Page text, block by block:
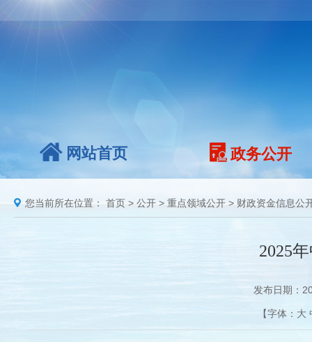
网站首页 政务公开
您当前所在位置： 首页 > 公开 > 重点领域公开 > 财政资金信息公
2025
发布日期：
【字体： 大